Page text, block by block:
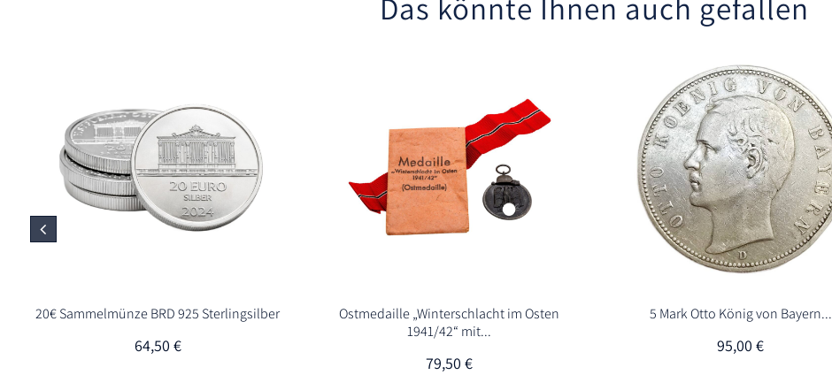
20€ Sammelmünze BRD 925 Sterlingsilber
64,50 €
Ostmedaille „Winterschlacht im Osten
1941/42“ mit...
79,50 €
5 Mark Otto König von Bayern...
95,00€